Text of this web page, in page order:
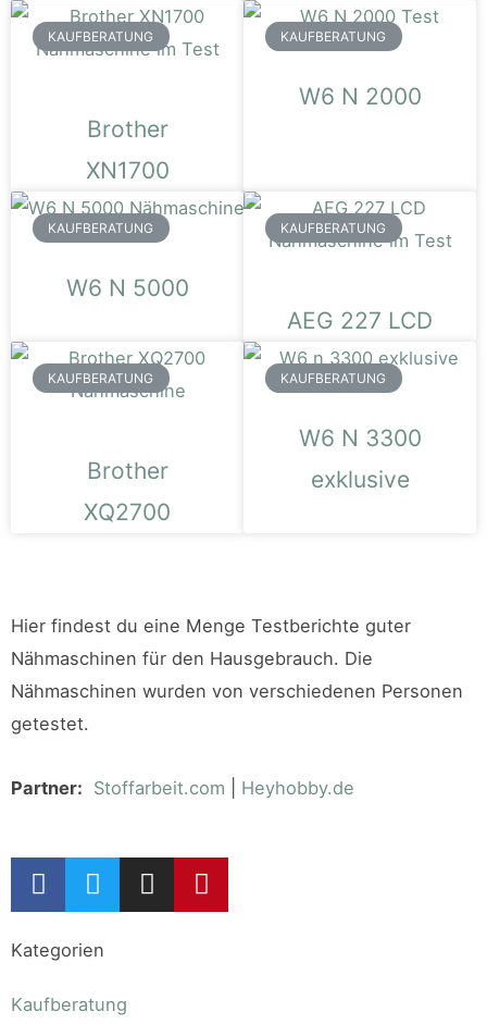
KAUFBERATUNG
Brother
XN1700
KAUFBERATUNG
W6 N 2000
KAUFBERATUNG
W6 N 5000
KAUFBERATUNG
AEG 227 LCD
KAUFBERATUNG
Brother
XQ2700
KAUFBERATUNG
W6 N 3300
exklusive
Hier findest du eine Menge Testberichte guter
Nähmaschinen für den Hausgebrauch. Die
Nähmaschinen wurden von verschiedenen Personen
getestet.
Partner: Stoffarbeit.com Heyhobby.de
Kategorien
Kaufberatung